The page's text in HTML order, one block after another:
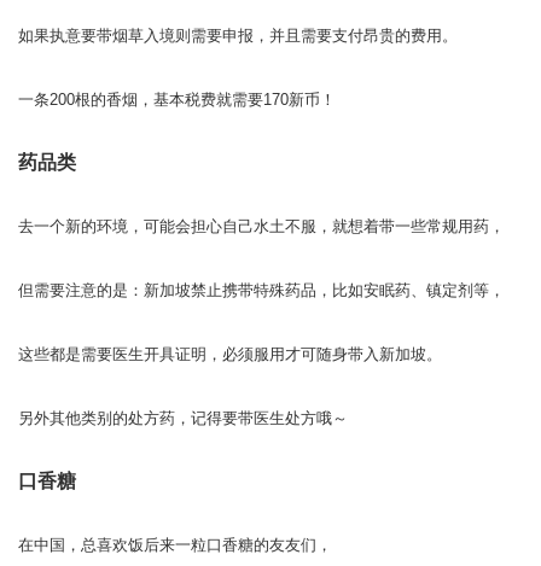
如果执意要带烟草入境则需要申报，并且需要支付昂贵的费用。
一条200根的香烟，基本税费就需要170新币！
药品类
去一个新的环境，可能会担心自己水土不服，就想着带一些常规用药，
但需要注意的是：新加坡禁止携带特殊药品，比如安眠药、镇定剂等，
这些都是需要医生开具证明，必须服用才可随身带入新加坡。
另外其他类别的处方药，记得要带医生处方哦～
口香糖
在中国，总喜欢饭后来一粒口香糖的友友们，